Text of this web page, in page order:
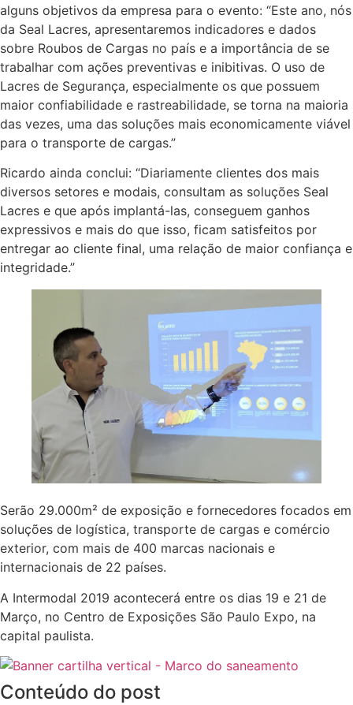
alguns objetivos da empresa para o evento: “Este ano, nós
da Seal Lacres, apresentaremos indicadores e dados
sobre Roubos de Cargas no país e a importância de se
trabalhar com ações preventivas e inibitivas. O uso de
Lacres de Segurança, especialmente os que possuem
maior confiabilidade e rastreabilidade, se torna na maioria
das vezes, uma das soluções mais economicamente viável
para o transporte de cargas.”
Ricardo ainda conclui: “Diariamente clientes dos mais
diversos setores e modais, consultam as soluções Seal
Lacres e que após implantá-las, conseguem ganhos
expressivos e mais do que isso, ficam satisfeitos por
entregar ao cliente final, uma relação de maior confiança e
integridade.”
Serão 29.000m² de exposição e fornecedores focados em
soluções de logística, transporte de cargas e comércio
exterior, com mais de 400 marcas nacionais e
internacionais de 22 países.
A Intermodal 2019 acontecerá entre os dias 19 e 21 de
Março, no Centro de Exposições São Paulo Expo, na
capital paulista.
Conteúdo do post